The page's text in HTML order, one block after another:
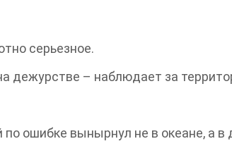
серьезное.
дежурстве – наблюдает за
ошибке вынырнул не в океане, а в